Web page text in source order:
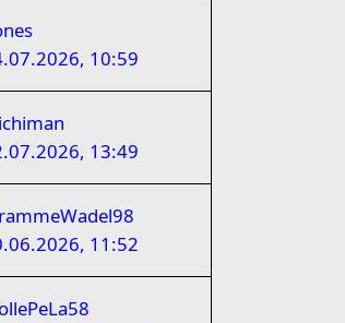
10:59
13:49
11:52